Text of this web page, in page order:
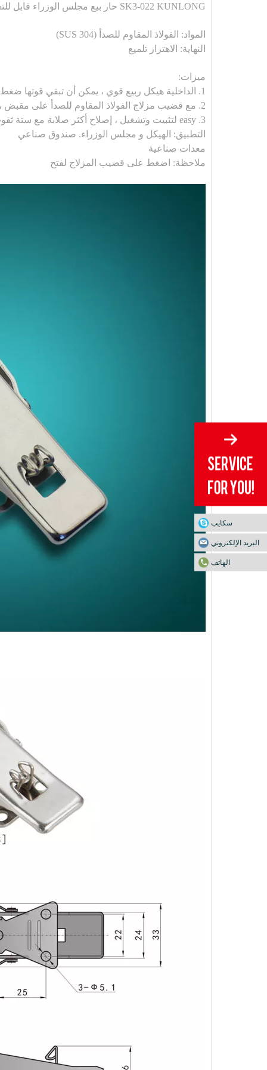
SK3-022 KUNLONG حار بيع مجلس الوزراء قابل للتعديل مزلاج التعادل
المواد: الفولاذ المقاوم للصدأ (SUS 304)
النهاية: الاهتزاز تلميع
ميزات:
1. الداخلية هيكل ربيع قوي ، يمكن أن تبقي قوتها ضغط لفترة طويلة
2. مع قضيب مزلاج الفولاذ المقاوم للصدأ على مقبض ، تأكد من أنها لا تسقط
3. easy لتثبيت وتشغيل ، إصلاح أكثر صلابة مع ستة ثقوب
التطبيق: الهيكل و مجلس الوزراء. صندوق صناعي
معدات صناعية
ملاحظة: اضغط على قضيب المزلاج لفتح
سكايب
البريد الإلكتروني
الهاتف